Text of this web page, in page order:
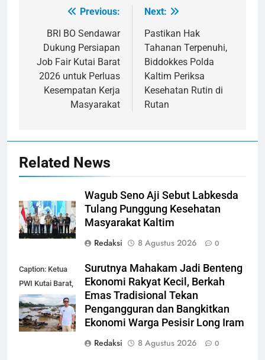
Navigasi
pos
Previous:
BRI BO Sendawar
Dukung Persiapan
Job Fair Kutai Barat
2026 untuk Perluas
Kesempatan Kerja
Masyarakat
Next:
Pastikan Hak
Tahanan Terpenuhi,
Biddokkes Polda
Kaltim Periksa
Kesehatan Rutin di
Rutan
Related News
Wagub Seno Aji Sebut Labkesda
Tulang Punggung Kesehatan
Masyarakat Kaltim
Redaksi
8 Agustus 2026 0
Caption: Ketua
PWI Kutai Barat,
Alfian Nur (dok-
smk)
Surutnya Mahakam Jadi Benteng
Ekonomi Rakyat Kecil, Berkah
Emas Tradisional Tekan
Pengangguran dan Bangkitkan
Ekonomi Warga Pesisir Long Iram
Redaksi
8 Agustus 2026 0